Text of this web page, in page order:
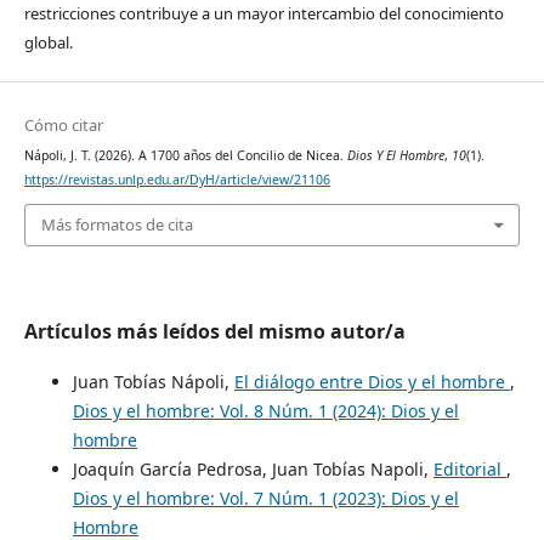
restricciones contribuye a un mayor intercambio del conocimiento
global.
Cómo citar
Nápoli, J. T. (2026). A 1700 años del Concilio de Nicea. Dios Y El Hombre, 10(1).
https://revistas.unlp.edu.ar/DyH/article/view/21106
Más formatos de cita
Artículos más leídos del mismo autor/a
Juan Tobías Nápoli, El diálogo entre Dios y el hombre ,
Dios y el hombre: Vol. 8 Núm. 1 (2024): Dios y el
hombre
Joaquín García Pedrosa, Juan Tobías Napoli, Editorial ,
Dios y el hombre: Vol. 7 Núm. 1 (2023): Dios y el
Hombre